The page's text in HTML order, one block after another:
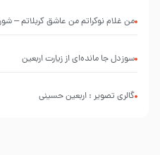
سوزدل جا مانده‌ای از زیارت اربعین
گالری تصویر : اربعین حسینی